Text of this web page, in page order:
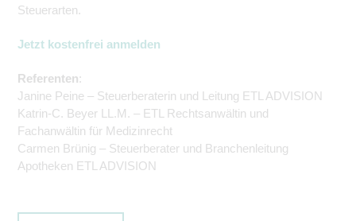
Steuerarten.
Jetzt kostenfrei anmelden
Referenten:
Janine Peine – Steuerberaterin und Leitung ETL ADVISION
Katrin-C. Beyer LL.M. – ETL Rechtsanwältin und
Fachanwältin für Medizinrecht
Carmen Brünig – Steuerberater und Branchenleitung
Apotheken ETL ADVISION